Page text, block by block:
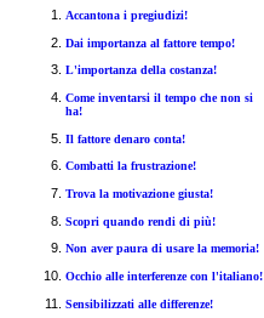
Accantona i pregiudizi!
Dai importanza al fattore tempo!
L'importanza della costanza!
Come inventarsi il tempo che non si
ha!
Il fattore denaro conta!
Combatti la frustrazione!
Trova la motivazione giusta!
Scopri quando rendi di più!
Non aver paura di usare la memoria!
Occhio alle interferenze con l'italiano!
Sensibilizzati alle differenze!